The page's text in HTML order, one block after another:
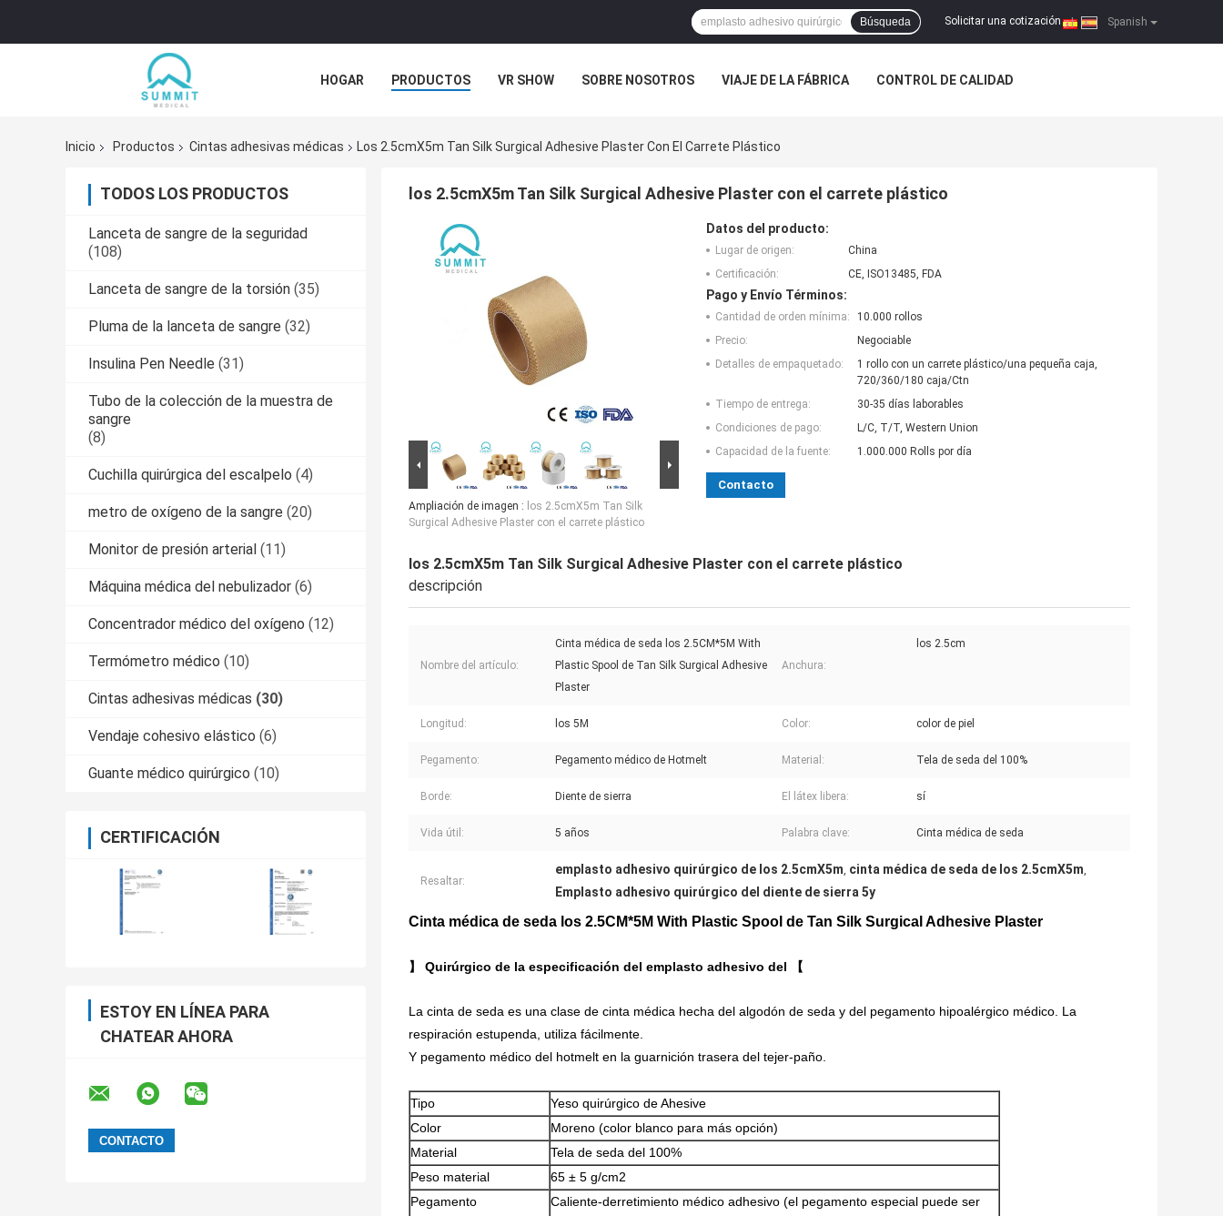
Spanish
Solicitar una cotización |
Búsqueda
HOGAR PRODUCTOS VR SHOW SOBRE NOSOTROS VIAJE DE LA FÁBRICA CONTROL DE CALIDAD
Inicio
Productos Cintas adhesivas médicas Los 2.5cmX5m Tan Silk Surgical Adhesive Plaster Con El Carrete Plástico
TODOS LOS PRODUCTOS
Lanceta de sangre de la seguridad
(108)
Lanceta de sangre de la torsión (35)
Pluma de la lanceta de sangre (32)
Insulina Pen Needle (31)
Tubo de la colección de la muestra de
sangre
(8)
Cuchilla quirúrgica del escalpelo (4)
metro de oxígeno de la sangre (20)
Monitor de presión arterial (11)
Máquina médica del nebulizador (6)
Concentrador médico del oxígeno (12)
Termómetro médico (10)
Cintas adhesivas médicas (30)
Vendaje cohesivo elástico (6)
Guante médico quirúrgico (10)
CERTIFICACIÓN
ESTOY EN LÍNEA PARA
CHATEAR AHORA
los 2.5cmX5m Tan Silk Surgical Adhesive Plaster con el carrete plástico
Ampliación de imagen : los 2.5cmX5m Tan Silk
Surgical Adhesive Plaster con el carrete plástico
Datos del producto:
Lugar de origen:
China
Certificación:
CE, ISO13485, FDA
Pago y Envío Términos:
Cantidad de orden mínima:
10.000 rollos
Precio:
Negociable
Detalles de empaquetado:
1 rollo con un carrete plástico/una pequeña caja,
720/360/180 caja/Ctn
Tiempo de entrega:
30-35 días laborables
Condiciones de pago:
L/C, T/T, Western Union
Capacidad de la fuente:
1.000.000 Rolls por día
Contacto
los 2.5cmX5m Tan Silk Surgical Adhesive Plaster con el carrete plástico
descripción
Nombre del artículo:
Cinta médica de seda los 2.5CM*5M With
Plastic Spool de Tan Silk Surgical Adhesive
Plaster
Anchura:
los 2.5cm
Longitud: los 5M Color: color de piel
Pegamento: Pegamento médico de Hotmelt Material: Tela de seda del 100%
Borde: Diente de sierra El látex libera: sí
Vida útil: 5 años Palabra clave: Cinta médica de seda
Resaltar:
emplasto adhesivo quirúrgico de los 2.5cmX5m, cinta médica de seda de los 2.5cmX5m,
Emplasto adhesivo quirúrgico del diente de sierra 5y
Cinta médica de seda los 2.5CM*5M With Plastic Spool de Tan Silk Surgical Adhesive Plaster
】 Quirúrgico de la especificación del emplasto adhesivo del 【
La cinta de seda es una clase de cinta médica hecha del algodón de seda y del pegamento hipoalérgico médico. La
respiración estupenda, utiliza fácilmente.
Y pegamento médico del hotmelt en la guarnición trasera del tejer-paño.
Tipo
Yeso quirúrgico de Ahesive
Color
Moreno (color blanco para más opción)
Material
Tela de seda del 100%
Peso material
65 ± 5 g/cm2
Pegamento
Caliente-derretimiento médico adhesivo (el pegamento especial puede ser